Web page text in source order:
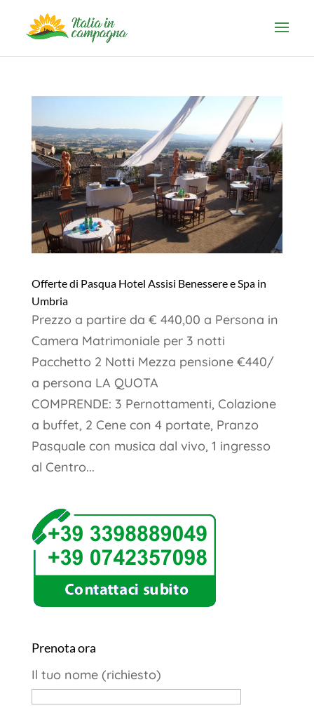
Offerte di Pasqua Hotel Assisi Benessere e Spa in
Umbria
Prezzo a partire da € 440,00 a Persona in
Camera Matrimoniale per 3 notti
Pacchetto 2 Notti Mezza pensione €440/
a persona LA QUOTA
COMPRENDE: 3 Pernottamenti, Colazione
a buffet, 2 Cene con 4 portate, Pranzo
Pasquale con musica dal vivo, 1 ingresso
al Centro...
Prenota ora
Il tuo nome (richiesto)